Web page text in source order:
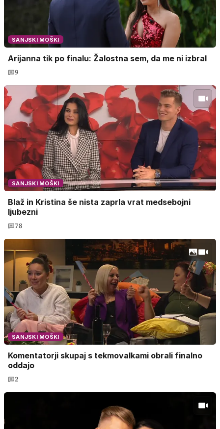
SANJSKI MOŠKI
Arijanna tik po finalu: Žalostna sem, da me ni izbral
9
SANJSKI MOŠKI
Blaž in Kristina še nista zaprla vrat medsebojni
ljubezni
78
SANJSKI MOŠKI
Komentatorji skupaj s tekmovalkami obrali finalno
oddajo
2